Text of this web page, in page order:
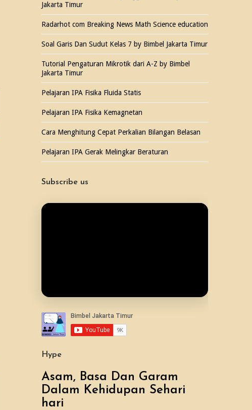
Jakarta Timur
Radarhot com Breaking News Math Science education
Soal Garis Dan Sudut Kelas 7 by Bimbel Jakarta Timur
Tutorial Pengaturan Mikrotik dari A-Z by Bimbel
Jakarta Timur
Pelajaran IPA Fisika Fluida Statis
Pelajaran IPA Fisika Kemagnetan
Cara Menghitung Cepat Perkalian Bilangan Belasan
Pelajaran IPA Gerak Melingkar Beraturan
Subscribe us
Hype
Asam, Basa Dan Garam
Dalam Kehidupan Sehari
hari